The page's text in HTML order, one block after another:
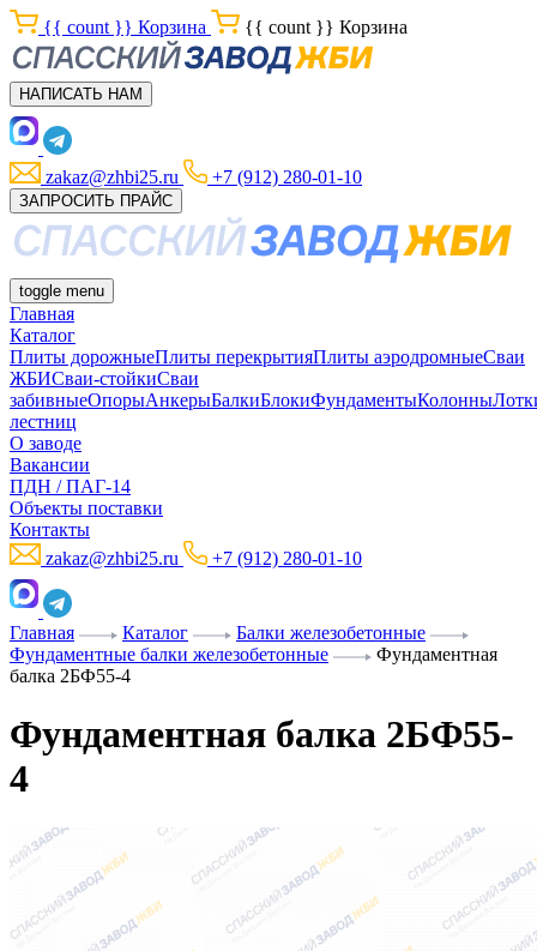
{{ count }} Корзина {{ count }} Корзина
НАПИСАТЬ НАМ
zakaz@zhbi25.ru +7 (912) 280-01-10
ЗАПРОСИТЬ ПРАЙС
toggle menu
Главная
Каталог
Плиты дорожныеПлиты перекрытияПлиты аэродромныеСваи
ЖБИСваи-стойкиСваи
забивныеОпорыАнкерыБалкиБлокиФундаментыКолонны
лестниц
О заводе
Вакансии
ПДН / ПАГ-14
Объекты поставки
Контакты
zakaz@zhbi25.ru
+7 (912) 280-01-10
Главная Каталог
Балки железобетонные
Фундаментные балки железобетонные
Фундаментная
балка 2БФ55-4
Фундаментная балка 2БФ55-
4